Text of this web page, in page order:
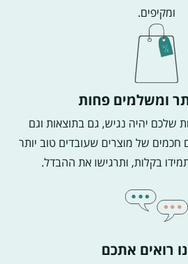
ומקיפים.
ומשלמים פחות
שלכם יהיה נגיש, גם בתוצאות וגם
חכמים של מוצרים שעובדים טוב יותר
בקלות, ותרגישו את ההבדל.
רואים אתכם